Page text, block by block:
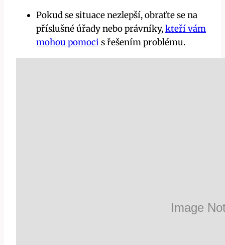
Pokud se situace nezlepší, obraťte se na
příslušné úřady nebo právníky,kteří vám
mohou pomoci s řešením problému.